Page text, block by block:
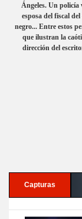
Ángeles. Un policía
esposa del fiscal
negro... Entre estos
que ilustran la
dirección del
Capturas